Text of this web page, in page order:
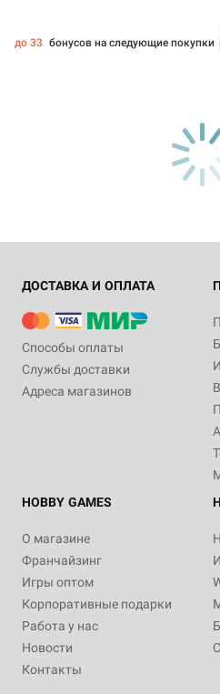
до 33 бонусов на следующие покупки
ДОСТАВКА И ОПЛАТА
Способы оплаты
Службы доставки
Адреса магазинов
HOBBY GAMES
О магазине
Франчайзинг
Игры оптом
Корпоративные подарки
Работа у нас
Новости
Контакты